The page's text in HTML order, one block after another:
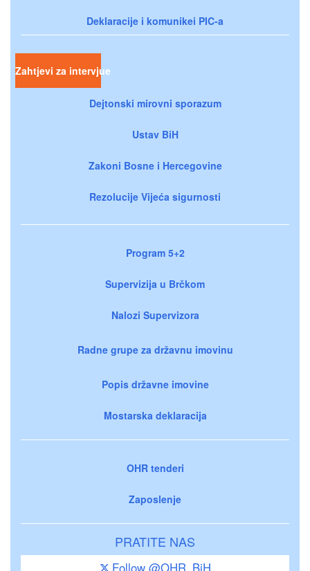
Deklaracije i komunikei PIC-a
Zahtjevi za intervjue
Dejtonski mirovni sporazum
Ustav BiH
Zakoni Bosne i Hercegovine
Rezolucije Vijeća sigurnosti
Program 5+2
Supervizija u Brčkom
Nalozi Supervizora
Radne grupe za državnu imovinu
Popis državne imovine
Mostarska deklaracija
OHR tenderi
Zaposlenje
PRATITE NAS
Follow @OHR_BiH